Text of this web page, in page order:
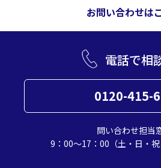
お問い合わせは
電話で相
0120-415-
問い合わせ担当
9：00～17：00（土・日・祝